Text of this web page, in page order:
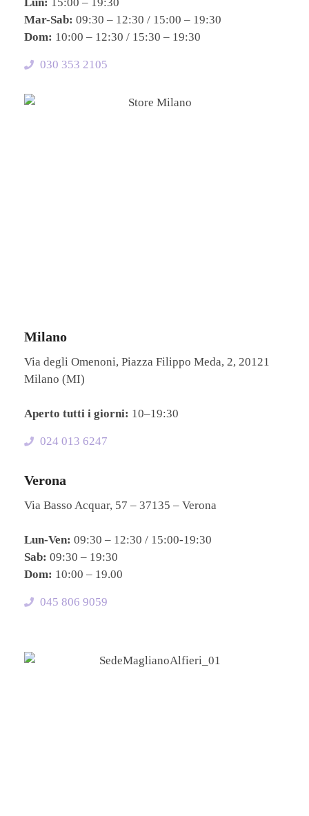
Lun: 15:00 – 19:30
Mar-Sab: 09:30 – 12:30 / 15:00 – 19:30
Dom: 10:00 – 12:30 / 15:30 – 19:30
030 353 2105
Milano
Via degli Omenoni, Piazza Filippo Meda, 2, 20121
Milano (MI)
Aperto tutti i giorni: 10–19:30
024 013 6247
Verona
Via Basso Acquar, 57 – 37135 – Verona
Lun-Ven: 09:30 – 12:30 / 15:00-19:30
Sab: 09:30 – 19:30
Dom: 10:00 – 19.00
045 806 9059